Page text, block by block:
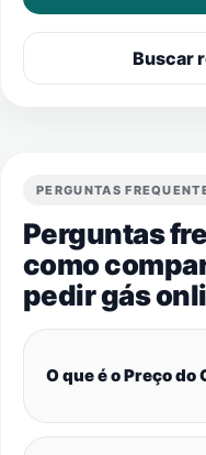
Buscar
PERGUNTAS
Perguntas
como
pedir gás
O que é o Preço do